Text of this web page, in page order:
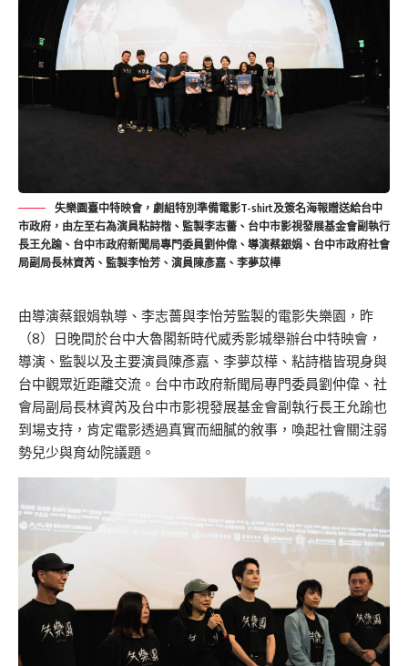
失樂園臺中特映會，劇組特別準備電影T-shirt及簽名海報贈送給台中
市政府，由左至右為演員粘詩楷、監製李志薔、台中市影視發展基金會副執行
長王允踰、台中市政府新聞局專門委員劉仲偉、導演蔡銀娟、台中市政府社會
局副局長林資芮、監製李怡芳、演員陳彥嘉、李夢苡樺
由導演蔡銀娟執導、李志薔與李怡芳監製的電影失樂園，昨
（8）日晚間於台中大魯閣新時代威秀影城舉辦台中特映會，
導演、監製以及主要演員陳彥嘉、李夢苡樺、粘詩楷皆現身與
台中觀眾近距離交流。台中市政府新聞局專門委員劉仲偉、社
會局副局長林資芮及台中市影視發展基金會副執行長王允踰也
到場支持，肯定電影透過真實而細膩的敘事，喚起社會關注弱
勢兒少與育幼院議題。